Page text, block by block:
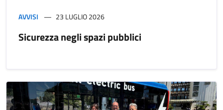
AVVISI 23 LUGLIO 2026
Sicurezza negli spazi pubblici